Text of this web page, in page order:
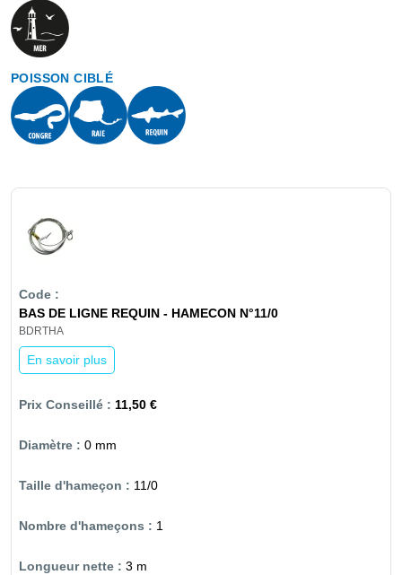
POISSON CIBLÉ
BAS DE LIGNE REQUIN - HAMECON N°11/0
BDRTHA
En savoir plus
11,50 €
0 mm
11/0
1
3 m